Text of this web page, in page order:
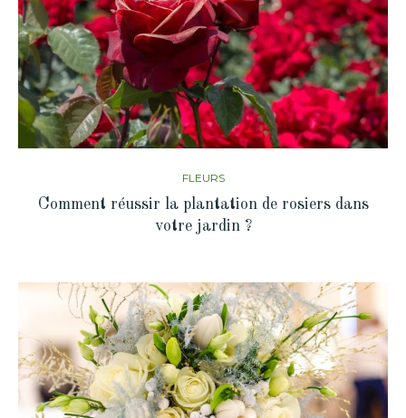
FLEURS
Comment réussir la plantation de rosiers dans
votre jardin ?